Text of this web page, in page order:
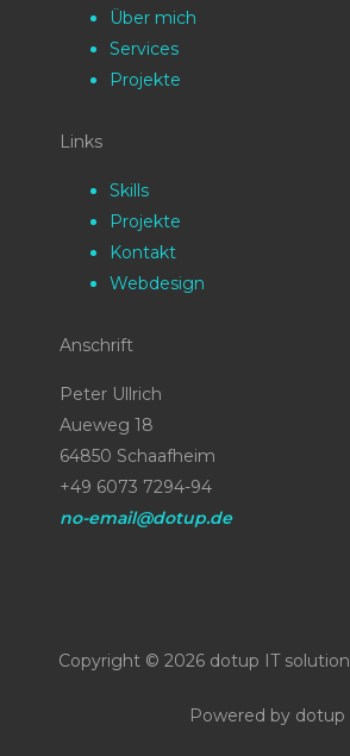
Über mich
Services
Projekte
Links
Skills
Projekte
Kontakt
Webdesign
Anschrift
Peter Ullrich
Aueweg 18
64850 Schaafheim
+49 6073 7294-94
no-email@dotup.de
Copyright © 2026 dotup IT
Powered by dotup